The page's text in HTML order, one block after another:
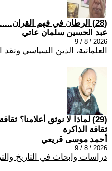
(28) الرطان في فهم القران.....7
عبد الحسين سلمان عاتي
2026 / 8 / 9
العلمانية، الدين السياسي ونقد
(29) لماذا لا نوثق أعلامنا؟
ثقافة الذاكرة
أحمد موسى قريعي
2026 / 8 / 9
دراسات وابحاث في التاريخ